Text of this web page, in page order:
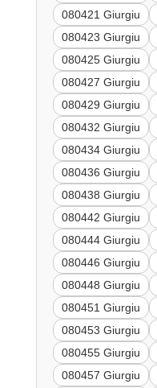
080421 Giurgiu
080423 Giurgiu
080425 Giurgiu
080427 Giurgiu
080429 Giurgiu
080432 Giurgiu
080434 Giurgiu
080436 Giurgiu
080438 Giurgiu
080442 Giurgiu
080444 Giurgiu
080446 Giurgiu
080448 Giurgiu
080451 Giurgiu
080453 Giurgiu
080455 Giurgiu
080457 Giurgiu